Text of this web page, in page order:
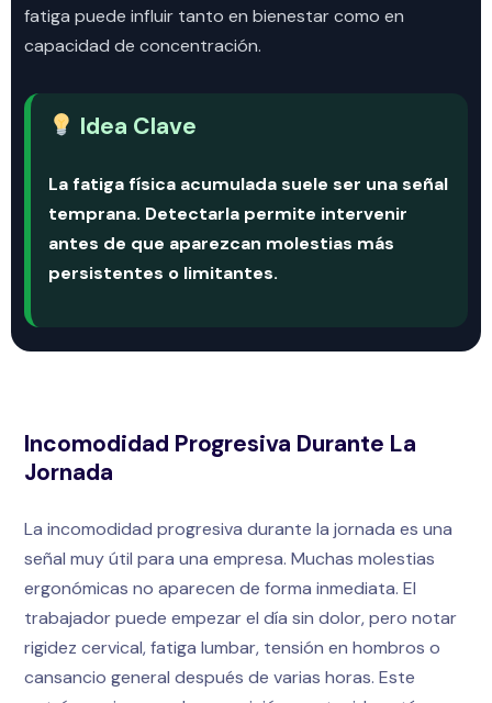
fatiga puede influir tanto en bienestar como en
capacidad de concentración.
Idea Clave
La fatiga física acumulada suele ser una señal
temprana. Detectarla permite intervenir
antes de que aparezcan molestias más
persistentes o limitantes.
Incomodidad Progresiva Durante La
Jornada
La incomodidad progresiva durante la jornada es una
señal muy útil para una empresa. Muchas molestias
ergonómicas no aparecen de forma inmediata. El
trabajador puede empezar el día sin dolor, pero notar
rigidez cervical, fatiga lumbar, tensión en hombros o
cansancio general después de varias horas. Este